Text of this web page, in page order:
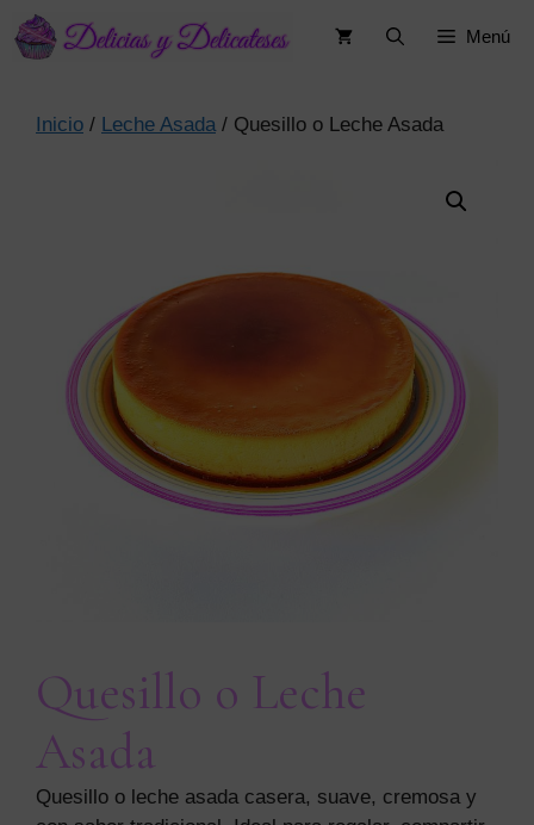
Saltar
Menú
Inicio / Leche Asada/ Quesillo o Leche Asada
Quesillo o Leche
Asada
Quesillo o leche asada casera, suave, cremosa y